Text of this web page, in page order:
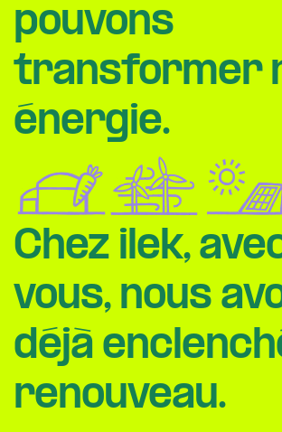
pouvons
transformer
énergie.
Chez ilek,
vous, nous
déjà
renouveau.